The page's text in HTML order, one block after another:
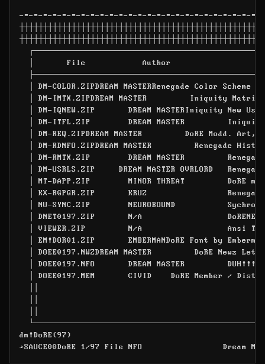
-=-=-=-=-=-=-=-=-=-=-=-=-=-=-=-=-=-=-=-=-=-=-=-=-=-
│       File            Author
│ DM-COLOR.ZIPDREAM MASTERRenegade Color Scheme
│ DM-IMTX.ZIPDREAM MASTER         Iniquity Matrix
│ DM-IQNEW.ZIP       DREAM MASTERIniquity New
│ DM-ITFL.ZIP        DREAM MASTER
│ DM-REQ.ZIPDREAM MASTER         DoRE Modd. Art,
│ DM-RDNFO.ZIPDREAM MASTER         Renegade
│ DM-RMTX.ZIP        DREAM MASTER
│ DM-USRLS.ZIP     DREAM MASTER OVRLORD
│ MT-DAPP.ZIP        MINOR THREAT         DoRE
│ KX-RGPGR.ZIP       KRUZ
│ NU-SYNC.ZIP        NEUROBOUND
│ DNET0197.ZIP       N/A                  DoRENET
│ VIEWER.ZIP         N/A                  Ansi
│ EM!DOR01.ZIP       EMBERMANDoRE Font by
│ DOEE0197.NWZDREAM MASTER         DoRE Newz
│ DOEE0197.NFO       DREAM MASTER
│ DOEE0197.MEM       CIVID    DoRE Member /
dm!DoRE(97)
SAUCE00DoRE 1/97 File NFO